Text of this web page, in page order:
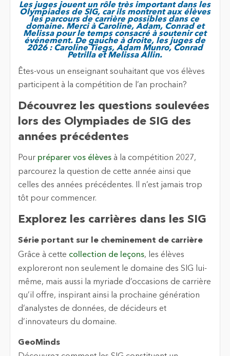
Les juges jouent un rôle très important dans les
Olympiades de SIG, car ils montrent aux élèves
les parcours de carrière possibles dans ce
domaine. Merci à Caroline, Adam, Conrad et
Melissa pour le temps consacré à soutenir cet
événement. De gauche à droite, les juges de
2026 : Caroline Tiegs, Adam Munro, Conrad
Petrilla et Melissa Allin.
Êtes-vous un enseignant souhaitant que vos élèves
participent à la compétition de l’an prochain?
Découvrez les questions soulevées
lors des Olympiades de SIG des
années précédentes
Pour préparer vos élèvesà la compétition 2027,
parcourez la question de cette année ainsi que
celles des années précédentes. Il n’est jamais trop
tôt pour commencer.
Explorez les carrières dans les SIG
Série portant sur le cheminement de carrière
Grâce à cette collection de leçons, les élèves
exploreront non seulement le domaine des SIG lui-
même, mais aussi la myriade d’occasions de carrière
qu’il offre, inspirant ainsi la prochaine génération
d’analystes de données, de décideurs et
d’innovateurs du domaine.
GeoMinds